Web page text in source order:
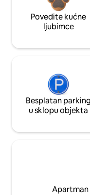
Povedite kućne
ljubimce
Besplatan parking
u sklopu objekta
Apartman